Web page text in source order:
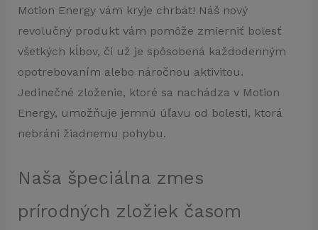
Motion Energy vám kryje chrbát! Náš nový
revolučný produkt vám pomôže zmierniť bolesť
všetkých kĺbov, či už je spôsobená každodenným
opotrebovaním alebo náročnou aktivitou.
Jedinečné zloženie, ktoré sa nachádza v Motion
Energy, umožňuje jemnú úľavu od bolesti, ktorá
nebráni žiadnemu pohybu.
Naša špeciálna zmes
prírodných zložiek časom